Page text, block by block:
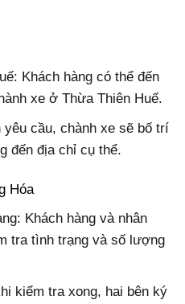
Khách hàng có thể đến
xe ở Thừa Thiên Huế.
cầu, chành xe sẽ bố trí
đến địa chỉ cụ thể.
Hóa
Khách hàng và nhân
tra tình trạng và số lượng
kiểm tra xong, hai bên ký